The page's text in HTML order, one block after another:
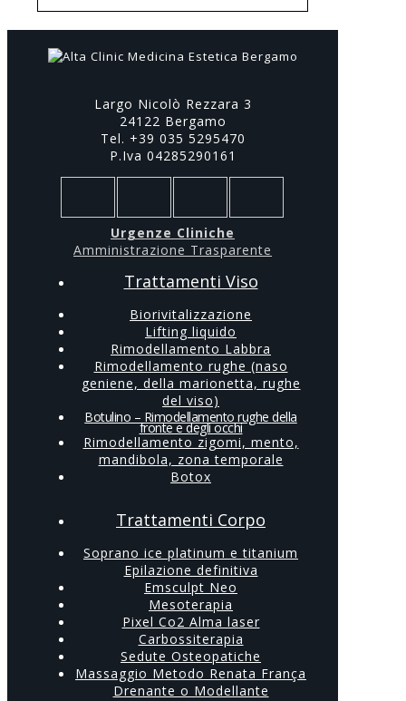
Largo Nicolò Rezzara 3
24122 Bergamo
Tel. +39 035 5295470
P.Iva 04285290161
Urgenze Cliniche
Amministrazione Trasparente
Trattamenti Viso
Biorivitalizzazione
Lifting liquido
Rimodellamento Labbra
Rimodellamento rughe (naso
geniene, della marionetta, rughe
del viso)
Botulino – Rimodellamento rughe della
fronte e degli occhi
Rimodellamento zigomi, mento,
mandibola, zona temporale
Botox
Trattamenti Corpo
Soprano ice platinum e titanium
Epilazione definitiva
Emsculpt Neo
Mesoterapia
Pixel Co2 Alma laser
Carbossiterapia
Sedute Osteopatiche
Massaggio Metodo Renata França
Drenante o Modellante